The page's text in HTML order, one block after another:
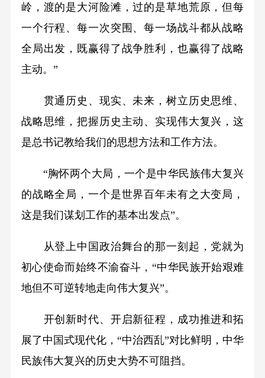
岭，渡的是大河险滩，过的是草地荒原，但每
一个行程、每一次突围、每一场战斗都从战略
全局出发，既赢得了战争胜利，也赢得了战略
主动。”
贯通历史、现实、未来，树立历史思维、
战略思维，把握历史主动、实现伟大复兴，这
是总书记教给我们的思想方法和工作方法。
“胸怀两个大局，一个是中华民族伟大复兴
的战略全局，一个是世界百年未有之大变局，
这是我们谋划工作的基本出发点”。
从登上中国政治舞台的那一刻起，党就为
初心使命而始终不渝奋斗，“中华民族开始艰难
地但不可逆转地走向伟大复兴”。
开创新时代、开启新征程，成功推进和拓
展了中国式现代化，“中治西乱”对比鲜明，中华
民族伟大复兴的历史大势不可阻挡。